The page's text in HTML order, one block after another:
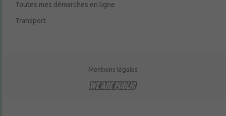
Toutes mes démarches en ligne
Transport
Mentions légales